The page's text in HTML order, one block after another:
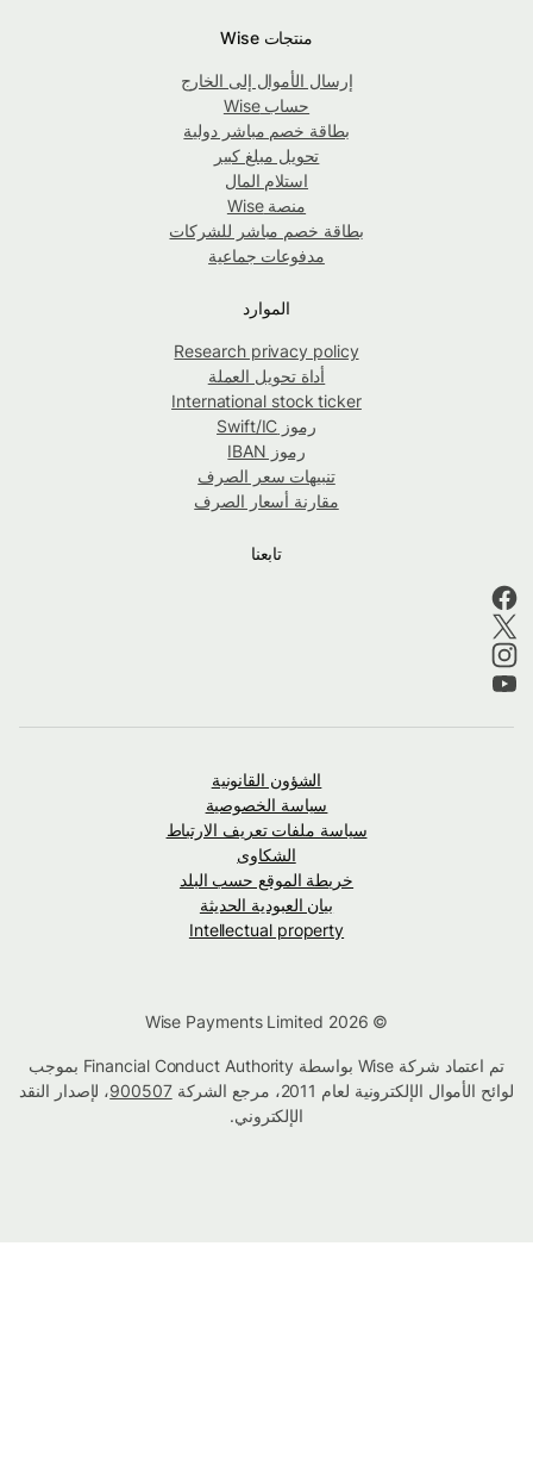
منتجات Wise
إرسال الأموال إلى الخارج
حساب Wise
بطاقة خصم مباشر دولية
تحويل مبلغ كبير
استلام المال
منصة Wise
بطاقة خصم مباشر للشركات
مدفوعات جماعية
الموارد
Research privacy policy
أداة تحويل العملة
International stock ticker
رموز Swift/IC
رموز IBAN
تنبيهات سعر الصرف
مقارنة أسعار الصرف
تابعنا
الشؤون القانونية
سياسة الخصوصية
سياسة ملفات تعريف الارتباط
الشكاوى
خريطة الموقع حسب البلد
بيان العبودية الحديثة
Intellectual property
تم اعتماد شركة Wise بواسطة Financial Conduct Authority بموجب
لوائح الأموال الإلكترونية لعام 2011، مرجع الشركة
900507، لإصدار النقد
الإلكتروني.